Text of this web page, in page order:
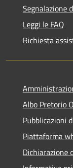
Segnalazione
Leggi le FAQ
Richiesta
Albo Pretorio
Pubblicazioni
Piattaforma
Dichiarazione